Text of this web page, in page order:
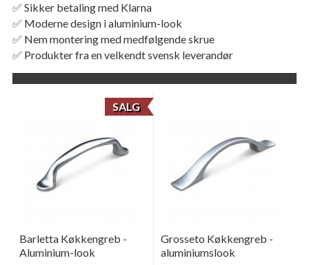
✅ Sikker betaling med Klarna
✅ Moderne design i aluminium-look
✅ Nem montering med medfølgende skrue
✅ Produkter fra en velkendt svensk leverandør
SALG
Barletta Køkkengreb -
Aluminium-look
Grosseto Køkkengreb -
aluminiumslook